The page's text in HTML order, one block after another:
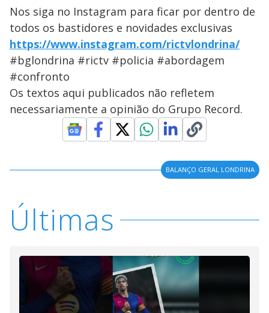
Nos siga no Instagram para ficar por dentro de
todos os bastidores e novidades exclusivas
https://www.instagram.com/rictvlondrina/
#bglondrina #rictv #policia #abordagem
#confronto
Os textos aqui publicados não refletem
necessariamente a opinião do Grupo Record.
BALANÇO GERAL LONDRINA
Últimas